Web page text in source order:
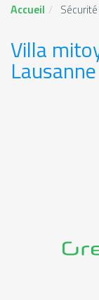
Accueil Sécurité
Villa
Lausanne